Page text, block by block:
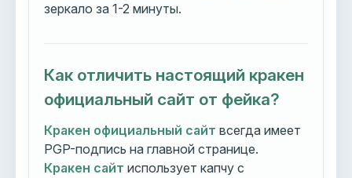
зеркало за 1-2 минуты.
Как отличить настоящий кракен
официальный сайт от фейка?
Кракен официальный сайт всегда имеет
PGP-подпись на главной странице.
Кракен сайт использует капчу с